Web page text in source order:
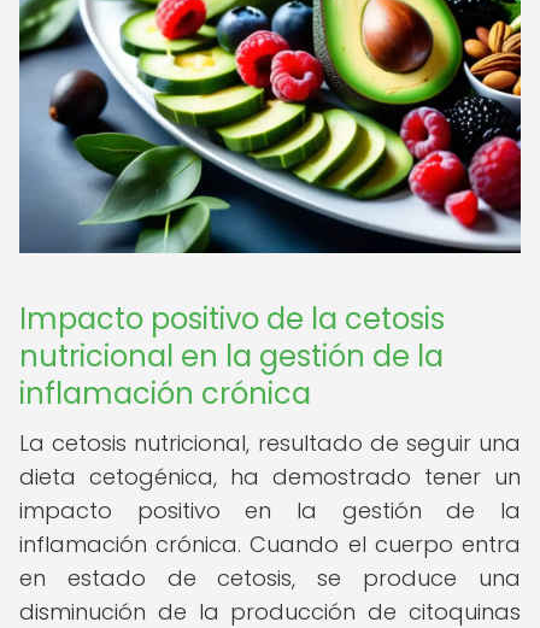
Impacto positivo de la cetosis
nutricional en la gestión de la
inflamación crónica
La cetosis nutricional, resultado de seguir una
dieta cetogénica, ha demostrado tener un
impacto positivo en la gestión de la
inflamación crónica. Cuando el cuerpo entra
en estado de cetosis, se produce una
disminución de la producción de citoquinas